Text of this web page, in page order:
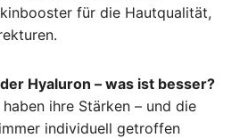
für die Hautqualität,
Hyaluron – was ist besser?
ihre Stärken – und die
individuell getroffen